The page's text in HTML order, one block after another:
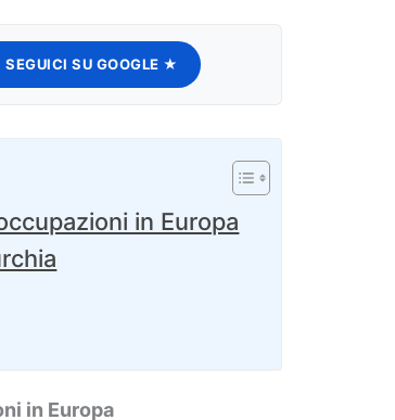
SEGUICI SU GOOGLE ★
in Europa
in Europa